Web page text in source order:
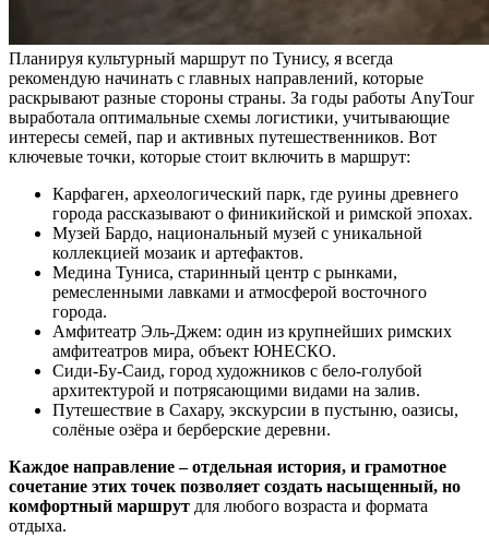
Планируя культурный маршрут по Тунису, я всегда
рекомендую начинать с главных направлений, которые
раскрывают разные стороны страны. За годы работы AnyTour
выработала оптимальные схемы логистики, учитывающие
интересы семей, пар и активных путешественников. Вот
ключевые точки, которые стоит включить в маршрут:
Карфаген, археологический парк, где руины древнего
города рассказывают о финикийской и римской эпохах.
Музей Бардо, национальный музей с уникальной
коллекцией мозаик и артефактов.
Медина Туниса, старинный центр с рынками,
ремесленными лавками и атмосферой восточного
города.
Амфитеатр Эль-Джем: один из крупнейших римских
амфитеатров мира, объект ЮНЕСКО.
Сиди-Бу-Саид, город художников с бело-голубой
архитектурой и потрясающими видами на залив.
Путешествие в Сахару, экскурсии в пустыню, оазисы,
солёные озёра и берберские деревни.
Каждое направление – отдельная история, и грамотное
сочетание этих точек позволяет создать насыщенный, но
комфортный маршрут для любого возраста и формата
отдыха.